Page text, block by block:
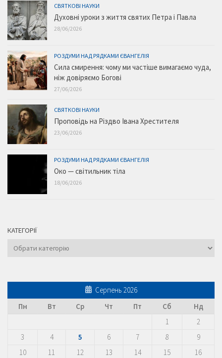
СВЯТКОВІ НАУКИ
Духовні уроки з життя святих Петра і Павла
28/06/2026
РОЗДУМИ НАД РЯДКАМИ ЄВАНГЕЛІЯ
Сила смирення: чому ми частіше вимагаємо чуда,
ніж довіряємо Богові
27/06/2026
СВЯТКОВІ НАУКИ
Проповідь на Різдво Івана Хрестителя
23/06/2026
РОЗДУМИ НАД РЯДКАМИ ЄВАНГЕЛІЯ
Око — світильник тіла
18/06/2026
КАТЕГОРІЇ
Категорії
Серпень 2026
Пн
Вт Ср Чт Пт Сб
Нд
1
2
3
4 5 6 7 8
9
10
11 12 13 14 15
16